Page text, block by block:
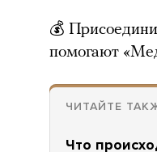
💰
помогают
ЧИТАЙТЕ
Что